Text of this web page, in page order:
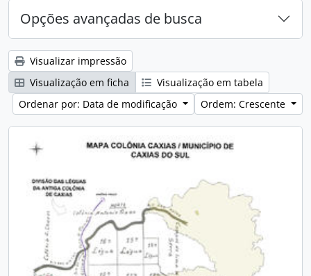
Opções avançadas de busca
Visualizar impressão
Visualização em ficha
Visualização em tabela
Ordenar por: Data de modificação
Ordem: Crescente